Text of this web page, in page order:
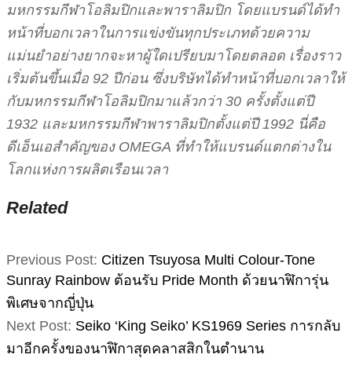
มหกรรมกีฬาโอลิมปิกและพาราลิมปิก โดยแบรนด์ได้ทำ
หน้าที่บอกเวลาในการแข่งขันทุกประเภทด้วยความ
แม่นยำอย่างยากจะหาผู้ใดเปรียบมาโดยตลอด เรื่องราว
เริ่มต้นขึ้นเมื่อ 92 ปีก่อน ซึ่งบริษัทได้ทำหน้าที่บอกเวลาให้
กับมหกรรมกีฬาโอลิมปิกมาแล้วกว่า 30 ครั้งตั้งแต่ปี
1932 และมหกรรมกีฬาพาราลิมปิกตั้งแต่ปี 1992 นี่คือ
ดีเอ็นเอสำคัญของ OMEGA ที่ทำให้แบรนด์แตกต่างใน
โลกแห่งการผลิตเรือนเวลา
Related
2024-
06-
10
Previous Post: Citizen Tsuyosa Multi Colour-Tone
Sunray Rainbow ต้อนรับ Pride Month ด้วยนาฬิการุ่น
พิเศษจากญี่ปุ่น
Next Post: Seiko ‘King Seiko’ KS1969 Series การกลับ
มาอีกครั้งของนาฬิกาสุดคลาสสิกในตำนาน